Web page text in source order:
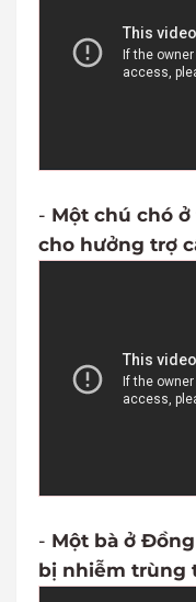
- Một chú chó
cho hưởng trợ
- Một bà ở
bị nhiễm trùng